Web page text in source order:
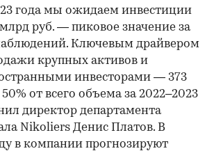
года мы ожидаем инвестиции
руб. — пиковое значение за
Ключевым драйвером
крупных активов и
инвесторами — 373
от всего объема за 2022–2023
директор департамента
Nikoliers Денис Платов. В
в компании прогнозируют